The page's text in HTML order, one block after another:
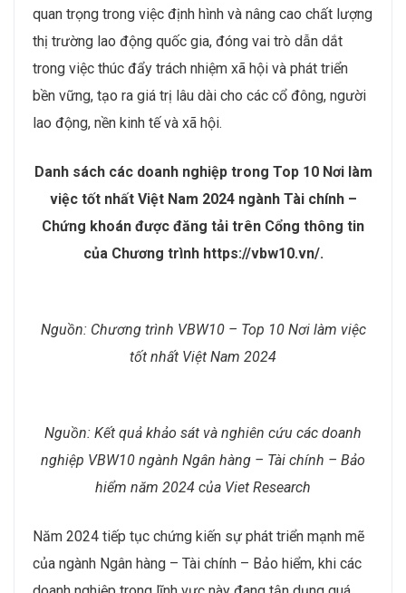
quan trọng trong việc định hình và nâng cao chất lượng
thị trường lao động quốc gia, đóng vai trò dẫn dắt
trong việc thúc đẩy trách nhiệm xã hội và phát triển
bền vững, tạo ra giá trị lâu dài cho các cổ đông, người
lao động, nền kinh tế và xã hội.
Danh sách các doanh nghiệp trong Top 10 Nơi làm
việc tốt nhất Việt Nam 2024 ngành Tài chính –
Chứng khoán được đăng tải trên Cổng thông tin
của Chương trình https://vbw10.vn/.
Nguồn: Chương trình VBW10 – Top 10 Nơi làm việc
tốt nhất Việt Nam 2024
Nguồn: Kết quả khảo sát và nghiên cứu các doanh
nghiệp VBW10 ngành Ngân hàng – Tài chính – Bảo
hiểm năm 2024 của Viet Research
Năm 2024 tiếp tục chứng kiến sự phát triển mạnh mẽ
của ngành Ngân hàng – Tài chính – Bảo hiểm, khi các